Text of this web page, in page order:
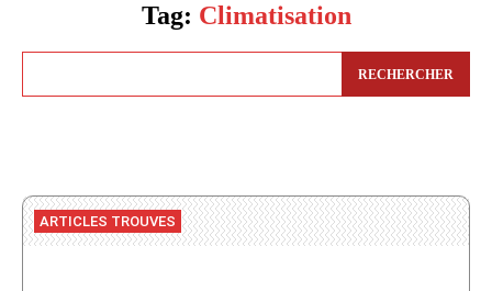
Tag: Climatisation
RECHERCHER
ARTICLES TROUVES